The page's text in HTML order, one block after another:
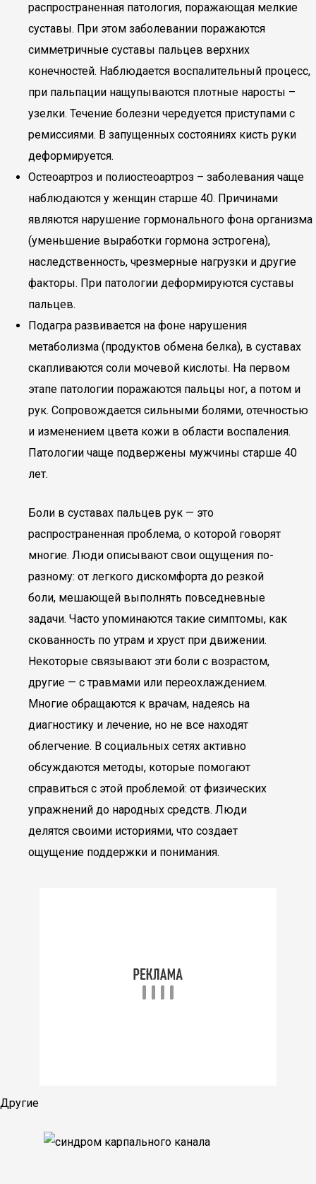
распространенная патология, поражающая мелкие
суставы. При этом заболевании поражаются
симметричные суставы пальцев верхних
конечностей. Наблюдается воспалительный процесс,
при пальпации нащупываются плотные наросты –
узелки. Течение болезни чередуется приступами с
ремиссиями. В запущенных состояниях кисть руки
деформируется.
Остеоартроз и полиостеоартроз – заболевания чаще
наблюдаются у женщин старше 40. Причинами
являются нарушение гормонального фона организма
(уменьшение выработки гормона эстрогена),
наследственность, чрезмерные нагрузки и другие
факторы. При патологии деформируются суставы
пальцев.
Подагра развивается на фоне нарушения
метаболизма (продуктов обмена белка), в суставах
скапливаются соли мочевой кислоты. На первом
этапе патологии поражаются пальцы ног, а потом и
рук. Сопровождается сильными болями, отечностью
и изменением цвета кожи в области воспаления.
Патологии чаще подвержены мужчины старше 40
лет.
Боли в суставах пальцев рук — это
распространенная проблема, о которой говорят
многие. Люди описывают свои ощущения по-
разному: от легкого дискомфорта до резкой
боли, мешающей выполнять повседневные
задачи. Часто упоминаются такие симптомы, как
скованность по утрам и хруст при движении.
Некоторые связывают эти боли с возрастом,
другие — с травмами или переохлаждением.
Многие обращаются к врачам, надеясь на
диагностику и лечение, но не все находят
облегчение. В социальных сетях активно
обсуждаются методы, которые помогают
справиться с этой проблемой: от физических
упражнений до народных средств. Люди
делятся своими историями, что создает
ощущение поддержки и понимания.
Другие